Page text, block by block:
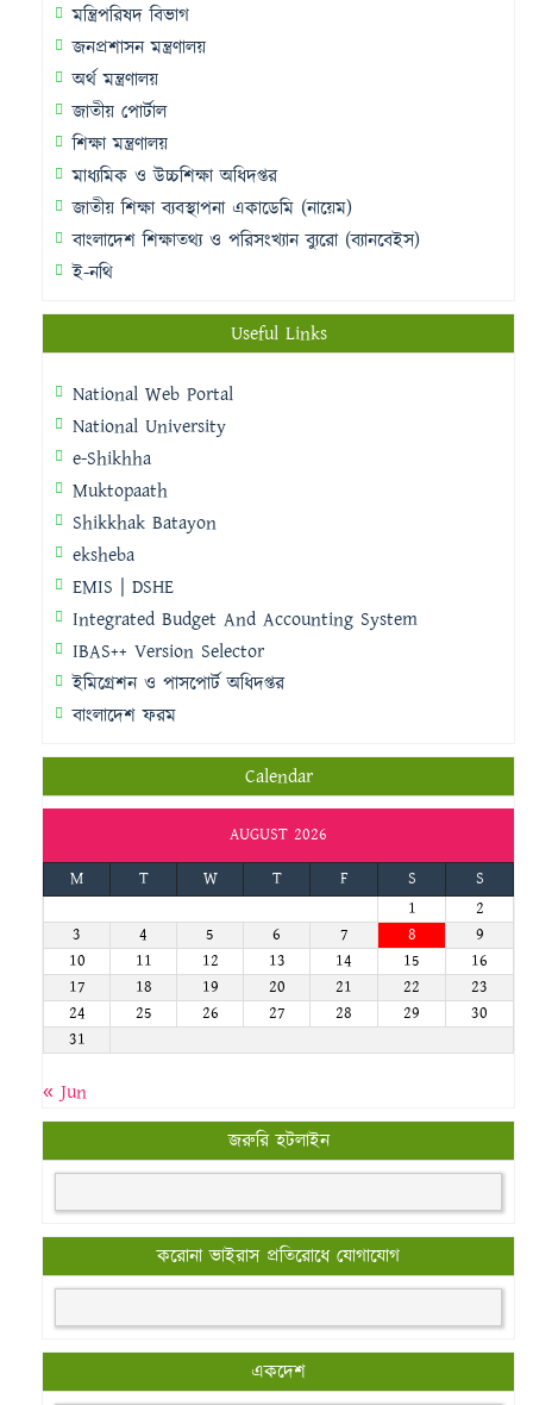
মন্ত্রিপরিষদ বিভাগ
জনপ্রশাসন মন্ত্রণালয়
অর্থ মন্ত্রণালয়
জাতীয় পোর্টাল
শিক্ষা মন্ত্রণালয়
মাধ্যমিক ও উচ্চশিক্ষা অধিদপ্তর
জাতীয় শিক্ষা ব্যবস্থাপনা একাডেমি (নায়েম)
বাংলাদেশ শিক্ষাতথ্য ও পরিসংখ্যান ব্যুরো (ব্যানবেইস)
ই-নথি
Useful Links
National Web Portal
National University
e-Shikhha
Muktopaath
Shikkhak Batayon
eksheba
EMIS | DSHE
Integrated Budget And Accounting System
IBAS++ Version Selector
ইমিগ্রেশন ও পাসপোর্ট অধিদপ্তর
বাংলাদেশ ফরম
Calendar
AUGUST 2026
M
T W T F S
S
1
2
3
4 5 6 7 8
9
10
11 12 13 14 15
16
17
18 19 20 21 22
23
24
25 26 27 28 29
30
31
« Jun
জরুরি হটলাইন
করোনা ভাইরাস প্রতিরোধে যোগাযোগ
একদেশ